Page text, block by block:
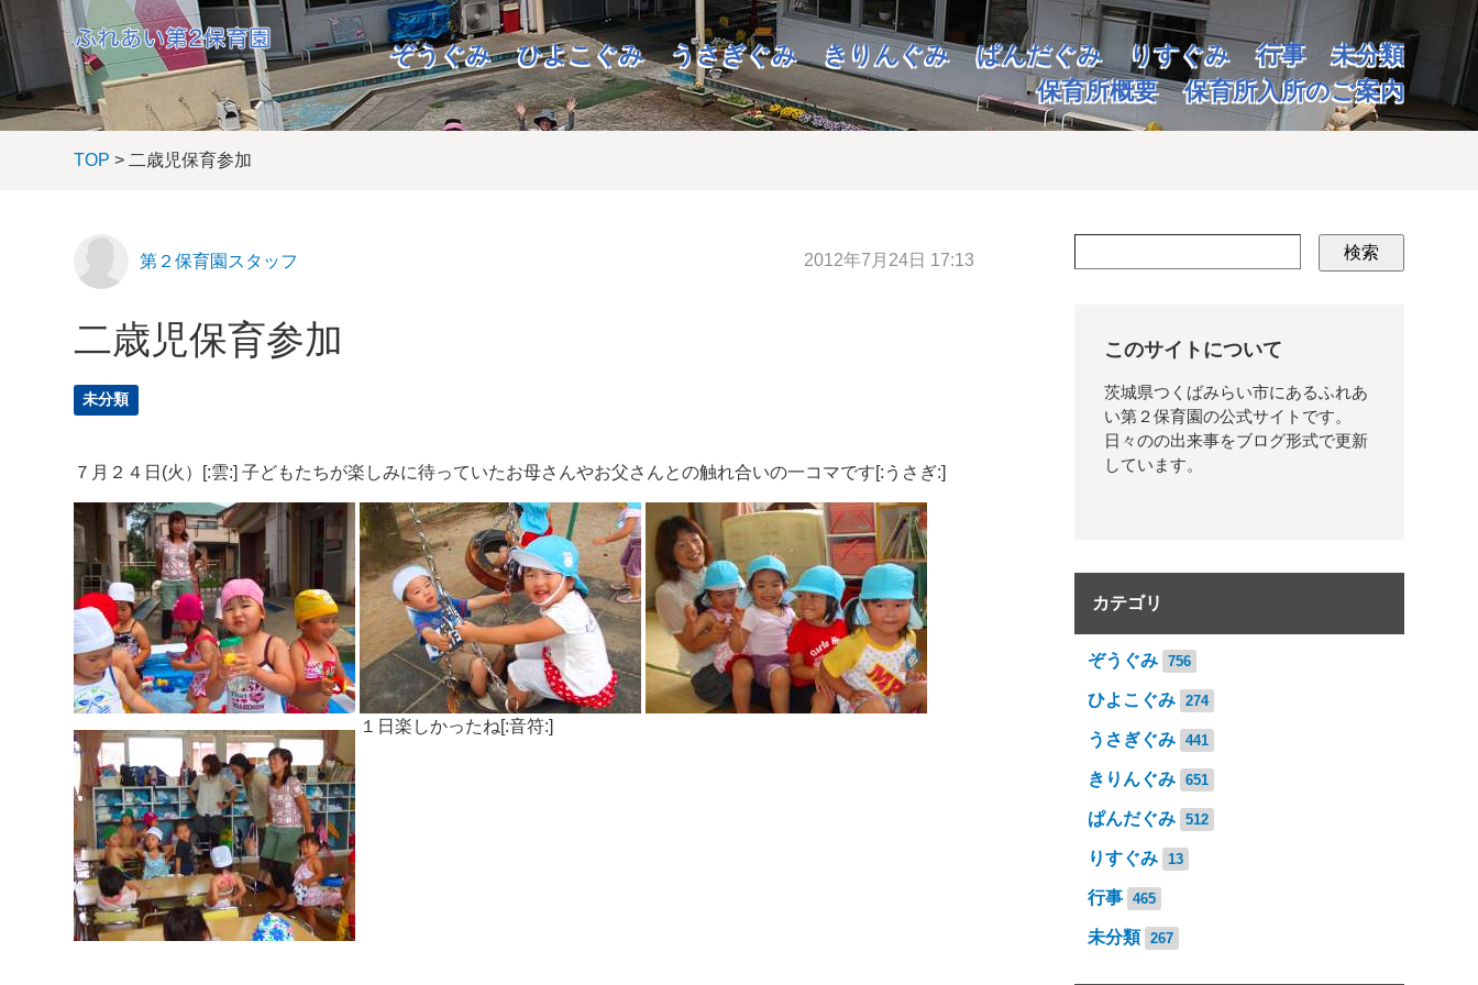
ぞうぐみ ひよこぐみ うさぎぐみ きりんぐみ ぱんだぐみ りすぐみ 行事
未分類
保育所概要
保育所入所のご案内
TOP > 二歳児保育参加
第２保育園スタッフ 2012年7月24日 17:13
二歳児保育参加
未分類
７月２４日(火）[:雲:] 子どもたちが楽しみに待っていたお母さんやお父さんとの触れ合いの一コマです[:うさぎ:]
１日楽しかったね[:音符:]
検索
このサイトについて
茨城県つくばみらい市にあるふれあ
い第２保育園の公式サイトです。
日々のの出来事をブログ形式で更新
しています。
カテゴリ
ぞうぐみ 756
ひよこぐみ 274
うさぎぐみ 441
きりんぐみ 651
ぱんだぐみ 512
りすぐみ 13
行事 465
未分類 267